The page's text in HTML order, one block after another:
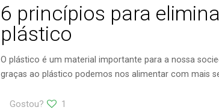
6 princípios para
plástico
O plástico é um material importante para a nossa
graças ao plástico podemos nos alimentar com mais
Gostou? 1